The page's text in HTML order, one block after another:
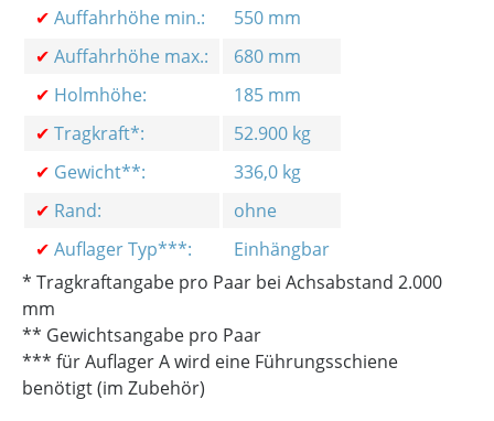
✔ Auffahrhöhe min.:
550 mm
✔ Auffahrhöhe max.:
680 mm
✔ Holmhöhe:
185 mm
✔ Tragkraft*:
52.900 kg
✔ Gewicht**:
336,0 kg
✔ Rand:
ohne
✔ Auflager Typ***:
Einhängbar
* Tragkraftangabe pro Paar bei Achsabstand 2.000
mm
** Gewichtsangabe pro Paar
*** für Auflager A wird eine Führungsschiene
benötigt (im Zubehör)